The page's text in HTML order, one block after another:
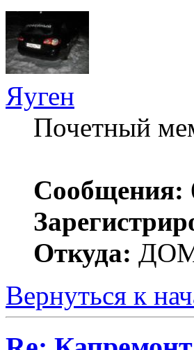
Яуген
Почетный
Сообщения:
Откуда:
Вернуться к